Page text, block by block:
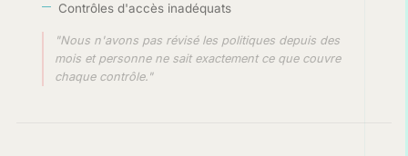
Contrôles d'accès inadéquats
"Nous n'avons pas révisé les politiques depuis des
mois et personne ne sait exactement ce que couvre
chaque contrôle."